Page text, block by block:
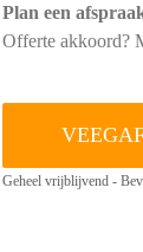
Plan een
Offerte akkoord?
Geheel vrijblijvend -